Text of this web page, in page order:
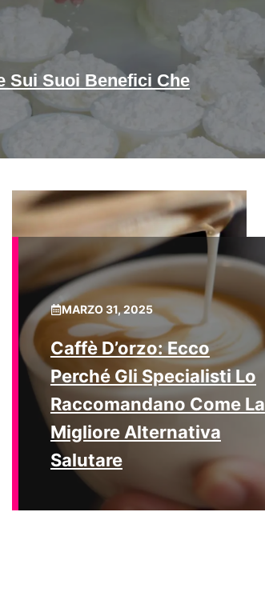
Sui Suoi Benefici Che
MARZO 31, 2025
Caffè D’orzo: Ecco
Perché Gli Specialisti Lo
Raccomandano Come La
Migliore Alternativa
Salutare